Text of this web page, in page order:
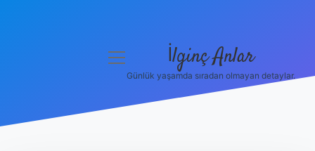
menüyü
İlginç Anlar
Günlük yaşamda sıradan olmayan detaylar.